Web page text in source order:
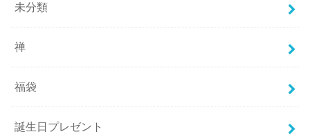
未分類
禅
福袋
誕生日プレゼント